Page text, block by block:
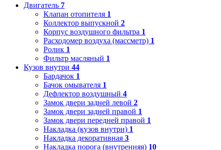
Двигатель 7
Клапан отопителя 1
Коллектор выпускной 2
Корпус воздушного фильтра 1
Расходомер воздуха (массметр) 1
Ролик 1
Фильтр масляный 1
Кузов внутри 44
Бардачок 1
Бачок омывателя 1
Дефлектор воздушный 4
Замок двери задней левой 2
Замок двери задней правой 1
Замок двери передней правой 1
Накладка (кузов внутри) 1
Накладка декоративная 3
Накладка порога (внутренняя) 10